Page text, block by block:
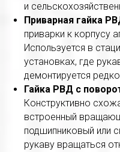
и
Приварная гайка
приварки к корпусу
Используется в
установках, где
демонтируется
Гайка РВД с
Конструктивно
встроенный
подшипниковый или
рукаву вращаться